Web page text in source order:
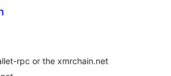
rpc or the xmrchain.net